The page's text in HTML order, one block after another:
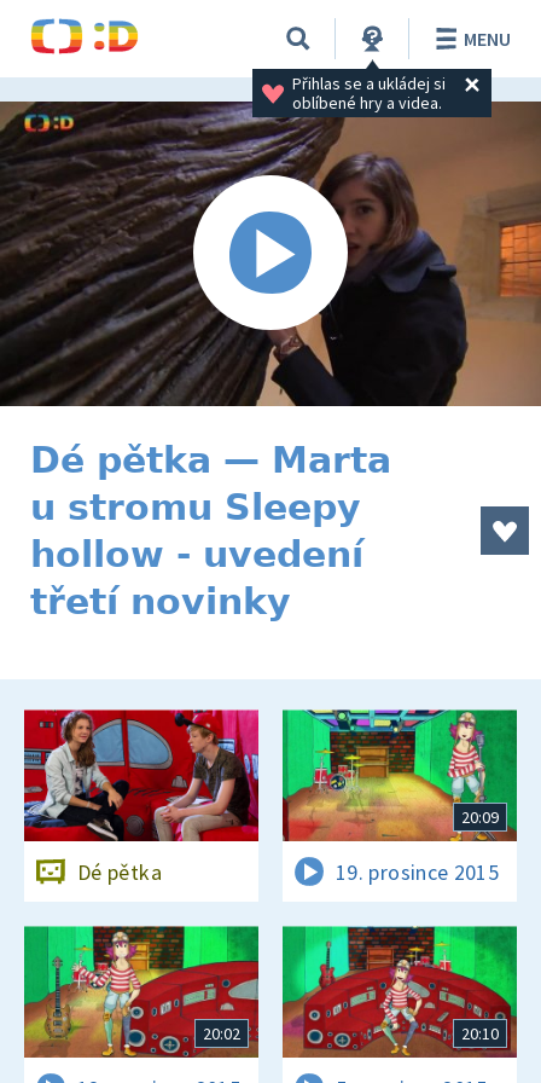
Přihlas se a ukládej si
oblíbené hry a videa.
MENU
Dé pětka — Marta
u stromu Sleepy
hollow - uvedení
třetí novinky
Dé pětka
20:09
19. prosince 2015
20:02 20:10